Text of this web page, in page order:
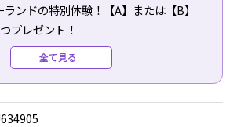
ンドの特別体験！【A】または【B】
プレゼント！
たホテルでの朝食（1泊分）
または「テカポ湖」から、いずれか1
だけます。
全て見る